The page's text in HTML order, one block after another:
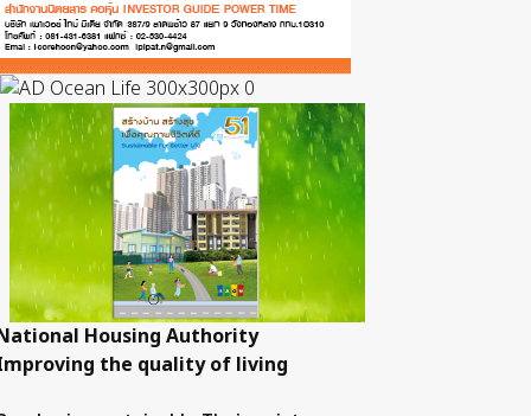
Housing Authority
the quality of living